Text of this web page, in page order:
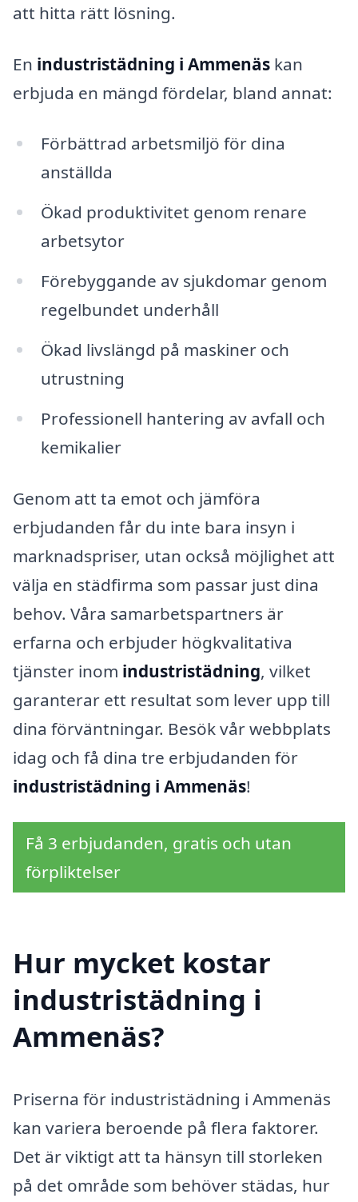
att hitta rätt lösning.
En industristädning i Ammenäs kan
erbjuda en mängd fördelar, bland annat:
Förbättrad arbetsmiljö för dina
anställda
Ökad produktivitet genom renare
arbetsytor
Förebyggande av sjukdomar genom
regelbundet underhåll
Ökad livslängd på maskiner och
utrustning
Professionell hantering av avfall och
kemikalier
Genom att ta emot och jämföra
erbjudanden får du inte bara insyn i
marknadspriser, utan också möjlighet att
välja en städfirma som passar just dina
behov. Våra samarbetspartners är
erfarna och erbjuder högkvalitativa
tjänster inom industristädning, vilket
garanterar ett resultat som lever upp till
dina förväntningar. Besök vår webbplats
idag och få dina tre erbjudanden för
industristädning i Ammenäs!
Få 3 erbjudanden, gratis och utan
förpliktelser
Hur mycket kostar
industristädning i
Ammenäs?
Priserna för industristädning i Ammenäs
kan variera beroende på flera faktorer.
Det är viktigt att ta hänsyn till storleken
på det område som behöver städas, hur